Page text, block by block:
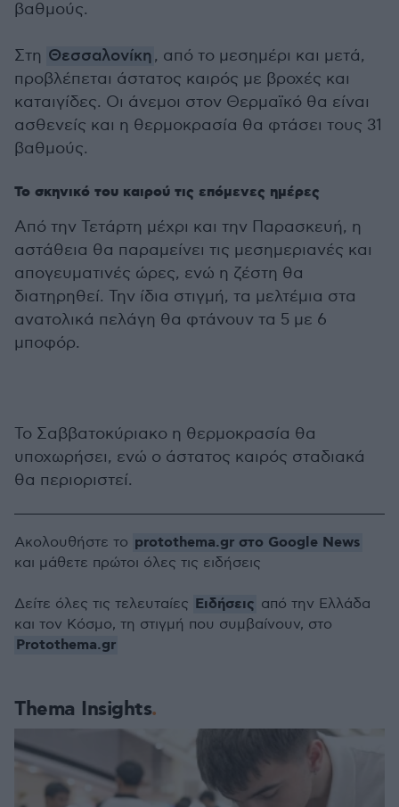
βαθμούς.
Στη Θεσσαλονίκη, από το μεσημέρι και μετά,
προβλέπεται άστατος καιρός με βροχές και
καταιγίδες. Οι άνεμοι στον Θερμαϊκό θα είναι
ασθενείς και η θερμοκρασία θα φτάσει τους 31
βαθμούς.
Το σκηνικό του καιρού τις επόμενες ημέρες
Από την Τετάρτη μέχρι και την Παρασκευή, η
αστάθεια θα παραμείνει τις μεσημεριανές και
απογευματινές ώρες, ενώ η ζέστη θα
διατηρηθεί. Την ίδια στιγμή, τα μελτέμια στα
ανατολικά πελάγη θα φτάνουν τα 5 με 6
μποφόρ.
Το Σαββατοκύριακο η θερμοκρασία θα
υποχωρήσει, ενώ ο άστατος καιρός σταδιακά
θα περιοριστεί.
Thema Insights
Ακολουθήστε το protothema.gr στο Google News
και μάθετε πρώτοι όλες τις ειδήσεις
Δείτε όλες τις τελευταίες Ειδήσεις από την Ελλάδα
και τον Κόσμο, τη στιγμή που συμβαίνουν, στο
Protothema.gr